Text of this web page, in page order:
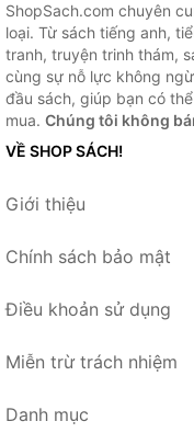
ShopSach.com chuyên
loại. Từ sách tiếng anh,
tranh, truyện trinh thám,
cùng sự nỗ lực không
đầu sách, giúp bạn có
mua. Chúng tôi không
VỀ SHOP SÁCH!
Giới thiệu
Chính sách bảo mật
Điều khoản sử dụng
Miễn trừ trách nhiệm
Danh mục